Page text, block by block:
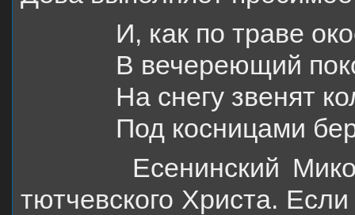
И, как по траве
В вечереющий
На снегу звенят
Под косницами
Есенинский
тютчевского Христа.